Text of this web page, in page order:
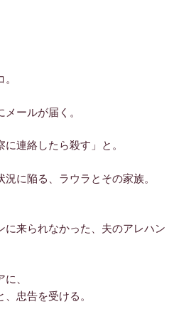
ールが届く。
に連絡したら殺す」と。
に陥る、ラウラとその家族。
に来られなかった、夫のアレハン
、
、忠告を受ける。